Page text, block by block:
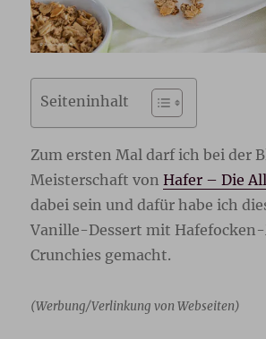
Seiteninhalt
Zum ersten Mal darf ich bei der
Meisterschaft von Hafer – Die
dabei sein und dafür habe ich
Vanille-Dessert mit
Crunchies gemacht.
(Werbung/Verlinkung von Webseiten)